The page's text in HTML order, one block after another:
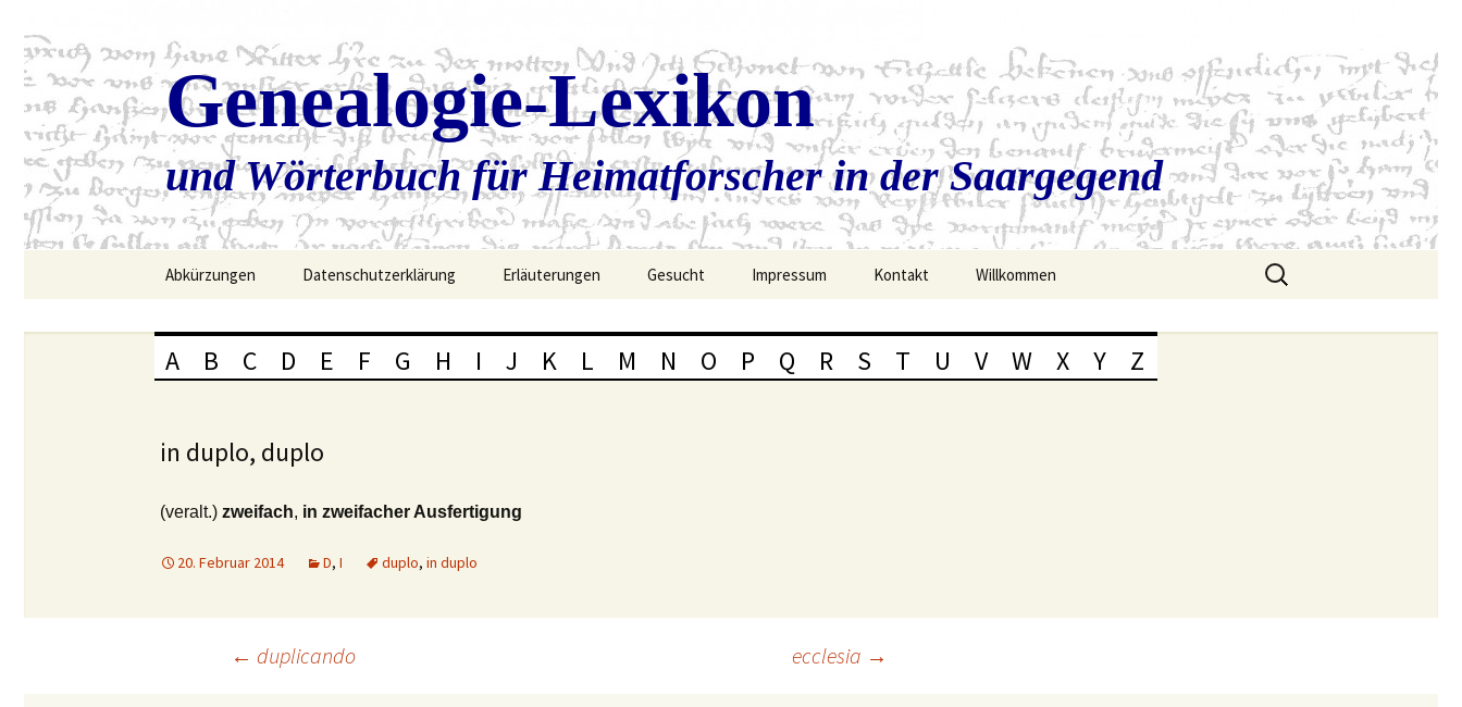
Genealogie-Lexikon
und Wörterbuch für Heimatforscher in der Saargegend
Abkürzungen Datenschutzerklärung Erläuterungen Gesucht Impressum Kontakt Willkommen
Suchen
nach:
A B C D E F G H I J K L M N O P Q R S T U V W X Y Z
in duplo, duplo
(veralt.) zweifach, in zweifacher Ausfertigung
20. Februar 2014 D, I duplo, in duplo
Beitrags-
← duplicando ecclesia →